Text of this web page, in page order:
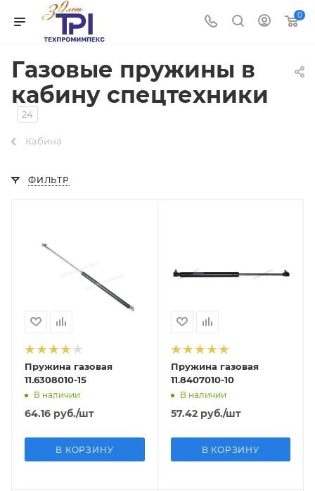
0
Газовые пружины в
кабину спецтехники
24
Кабина
ФИЛЬТР
Пружина газовая
11.6308010-15
В наличии
64.16 руб./шт
В КОРЗИНУ
Пружина газовая
11.8407010-10
В наличии
57.42руб./шт
В КОРЗИНУ